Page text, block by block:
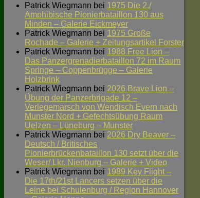
Patrick Wiegmann bei 1975 Die 2./
Amphibische Pionierbataillon 130 aus
Minden – Galerie Eickmeyer
Patrick Wiegmann bei 1975 Große
Rochade – Galerie + Zeitungsartikel Forster
Patrick Wiegmann bei 1988 Free Lion –
Das Panzergrenadierbataillon 72 im Raum
Springe – Coppenbrügge – Galerie
Holzbrink
Patrick Wiegmann bei 2026 Brave Lion –
Übung der Panzerbrigade 12 –
Verlegemarsch von Wendisch Evern nach
Munster Nord + Gefechtsübung Raum
Uelzen – Lüneburg – Munster
Patrick Wiegmann bei 2026 Dry Beaver –
Deutsch / Britisches
Pionierbrückenbataillon 130 setzt über die
Weser/ Lkr. Nienburg – Galerie + Video
Patrick Wiegmann bei 1989 Key Flight –
Die 17th/21st Lancers setzen über die
Leine bei Schulenburg / Region Hannover